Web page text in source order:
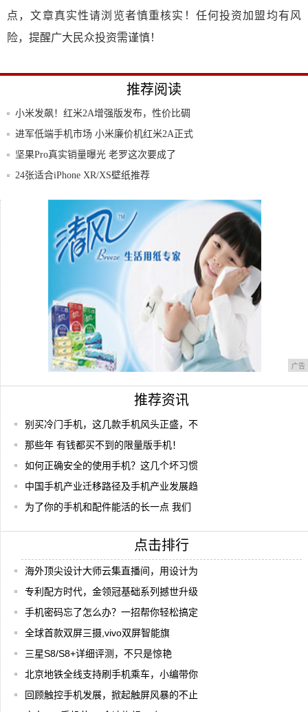
点，文章真实性请浏览者慎重核实！任何投资加盟均有风
险，提醒广大民众投资需谨慎！
推荐阅读
小米发飙！红米2A增强版发布，性价比碉
堡
进军低端手机市场 小米廉价机红米2A正式
发布
坚果Pro真实销量曝光 老罗这次要成了
24张适合iPhone XR/XS壁纸推荐
没有人比我更懂供电 美国“大停电”启示
广告
推荐资讯
别买冷门手机，这几款手机风头正盛，不
那些年 有钱都买不到的限量版手机！
如何正确安全的使用手机？这几个坏习惯
中国手机产业迁移路径及手机产业发展趋
为了你的手机和配件能活的长一点 我们
点击排行
海外顶尖设计大师云集直播间，用设计为
专利配方时代，金领冠基础系列撼世升级
手机密码忘了怎么办？一招帮你轻松搞定
全球首款双屏三摄,vivo双屏智能旗
三星S8/S8+详细评测，不只是惊艳
北京地铁全线支持刷手机乘车，小编带你
回顾触控手机发展，掀起触屏风暴的不止